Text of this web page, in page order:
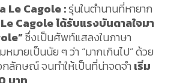
Le Cagole :รุ่นในตำนานที่หายาก
Le Cagole ได้รับแรงบันดาลใจมา
ซึ่งเป็นศัพท์แสลงในภาษา
มายเป็นนัย ๆ ว่า “มากเกินไป” ด้วย
ลักษณ์ จนทำให้เป็นที่น่าจดจำเริ่ม